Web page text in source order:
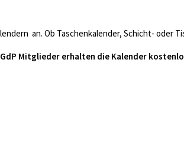
an. Ob Taschenkalender, Schicht- oder
GdP Mitglieder erhalten die Kalender